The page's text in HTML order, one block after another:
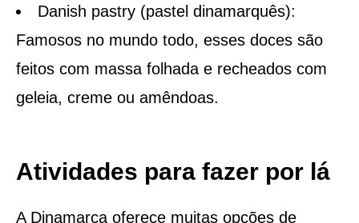
Danish pastry (pastel dinamarquês):
Famosos no mundo todo, esses doces são
feitos com massa folhada e recheados com
geleia, creme ou amêndoas.
Atividades para fazer por lá
A Dinamarca oferece muitas opções de